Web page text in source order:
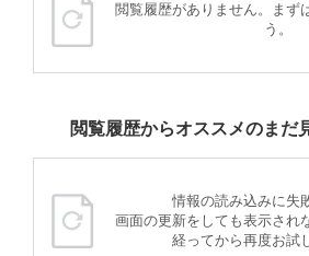
閲覧履歴がありません。まず
う。
閲覧履歴からオススメのまだ
情報の読み込みに失
画面の更新をしても表示され
経ってから再度お試